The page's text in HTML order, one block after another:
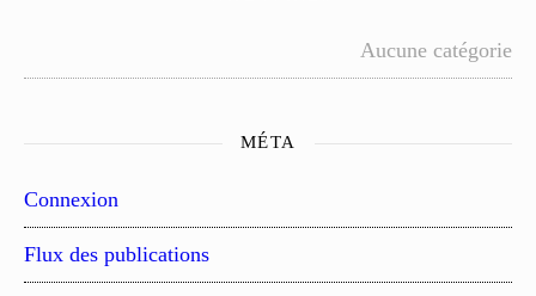
Aucune catégorie
MÉTA
Connexion
Flux des publications